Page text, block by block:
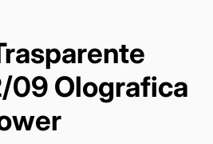
09 Olografica